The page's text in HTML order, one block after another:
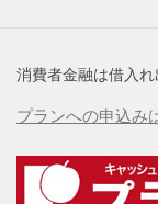
消費者金融は借入れ
プランへの申込み